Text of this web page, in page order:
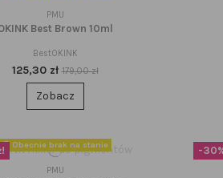
PMU
Best Brown 10ml
BestOKINK
125,30 zł 179,00 zł
Zobacz
Obecnie brak na stanie
PMU
-